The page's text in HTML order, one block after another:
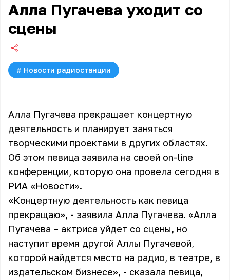
Алла Пугачева уходит со
сцены
# Новости радиостанции
Алла Пугачева прекращает концертную
деятельность и планирует заняться
творческими проектами в других областях.
Об этом певица заявила на своей on-line
конференции, которую она провела сегодня в
РИА «Новости».
«Концертную деятельность как певица
прекращаю», - заявила Алла Пугачева. «Алла
Пугачева – актриса уйдет со сцены, но
наступит время другой Аллы Пугачевой,
которой найдется место на радио, в театре, в
издательском бизнесе», - сказала певица,